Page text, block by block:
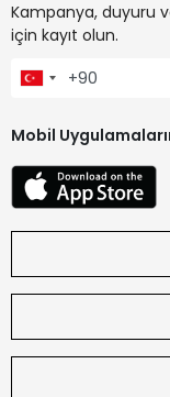
Kampanya, duyuru
için kayıt olun.
Mobil